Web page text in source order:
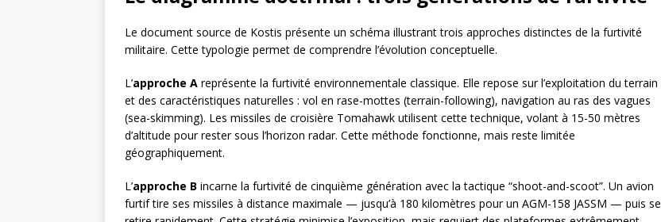
Le document source de Kostis présente un schéma illustrant trois approches distinctes de la furtivité
militaire. Cette typologie permet de comprendre l’évolution conceptuelle.
L’approche A représente la furtivité environnementale classique. Elle repose sur l’exploitation du terrain
et des caractéristiques naturelles : vol en rase-mottes (terrain-following), navigation au ras des vagues
(sea-skimming). Les missiles de croisière Tomahawk utilisent cette technique, volant à 15-50 mètres
d’altitude pour rester sous l’horizon radar. Cette méthode fonctionne, mais reste limitée
géographiquement.
L’approche B incarne la furtivité de cinquième génération avec la tactique “shoot-and-scoot”. Un avion
furtif tire ses missiles à distance maximale — jusqu’à 180 kilomètres pour un AGM-158 JASSM — puis se